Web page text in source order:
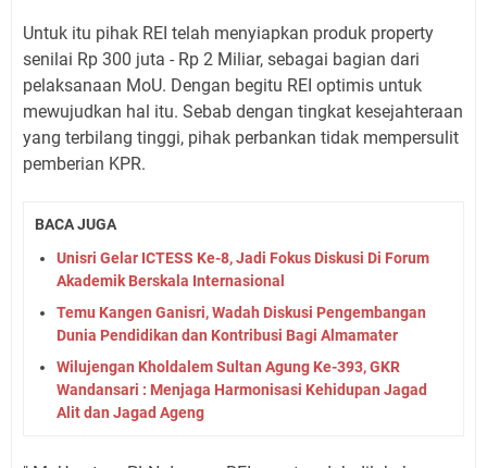
Untuk itu pihak REI telah menyiapkan produk property
senilai Rp 300 juta - Rp 2 Miliar, sebagai bagian dari
pelaksanaan MoU. Dengan begitu REI optimis untuk
mewujudkan hal itu. Sebab dengan tingkat kesejahteraan
yang terbilang tinggi, pihak perbankan tidak mempersulit
pemberian KPR.
BACA JUGA
Unisri Gelar ICTESS Ke-8, Jadi Fokus Diskusi Di Forum
Akademik Berskala Internasional
Temu Kangen Ganisri, Wadah Diskusi Pengembangan
Dunia Pendidikan dan Kontribusi Bagi Almamater
Wilujengan Kholdalem Sultan Agung Ke-393, GKR
Wandansari : Menjaga Harmonisasi Kehidupan Jagad
Alit dan Jagad Ageng